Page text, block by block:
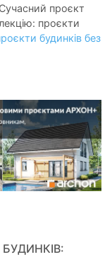
проєкт
проєкти
будинків без